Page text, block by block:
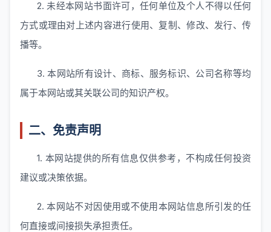
2. 未经本网站书面许可，任何单位及个人不得以任何
方式或理由对上述内容进行使用、复制、修改、发行、传
播等。
3. 本网站所有设计、商标、服务标识、公司名称等均
属于本网站或其关联公司的知识产权。
二、免责声明
1. 本网站提供的所有信息仅供参考，不构成任何投资
建议或决策依据。
2. 本网站不对因使用或不使用本网站信息所引发的任
何直接或间接损失承担责任。